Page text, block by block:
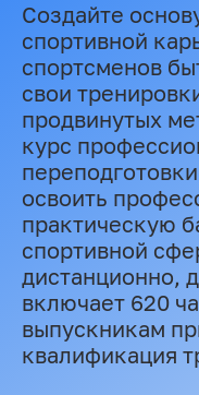
Создайте
спортивной
спортсменов
свои
продвинутых
курс
освоить
практическую
спортивной
дистанционно,
включает 620
выпускникам
квалификация